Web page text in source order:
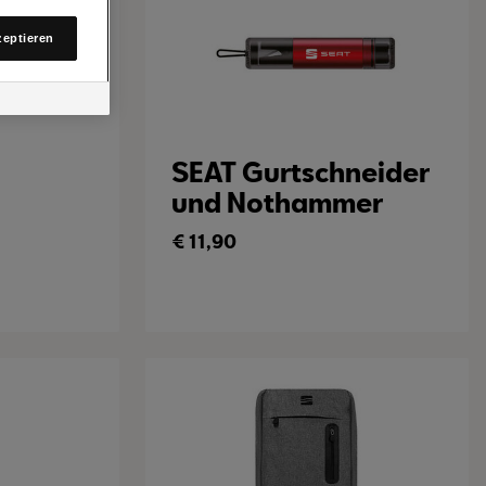
SEAT Gurtschneider
und Nothammer
€11,90
Sie
Link auf